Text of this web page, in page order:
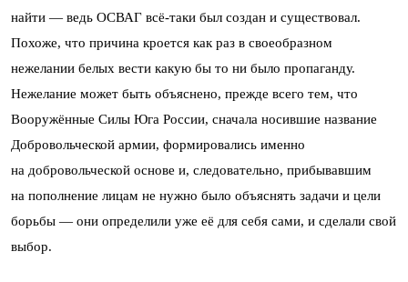
найти — ведь ОСВАГ всё-таки был создан и существовал.
Похоже, что причина кроется как раз в своеобразном
нежелании белых вести какую бы то ни было пропаганду.
Нежелание может быть объяснено, прежде всего тем, что
Вооружённые Силы Юга России, сначала носившие название
Добровольческой армии, формировались именно
на добровольческой основе и, следовательно, прибывавшим
на пополнение лицам не нужно было объяснять задачи и цели
борьбы — они определили уже её для себя сами, и сделали свой
выбор.